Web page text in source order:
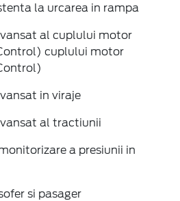
la urcarea in rampa
al cuplului motor
cuplului motor
in viraje
al tractiunii
a presiunii in
si pasager